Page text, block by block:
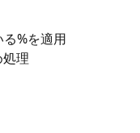
%を適用
理